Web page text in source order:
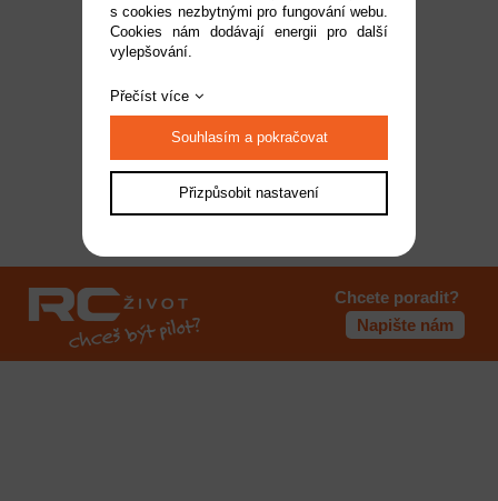
Dostupnost:
na dotaz
1
Chcete poradit?
Napište nám
s cookies nezbytnými pro fungování webu.
Cookies nám dodávají energii pro další
vylepšování.
Přečíst více
Souhlasím a pokračovat
Přizpůsobit nastavení